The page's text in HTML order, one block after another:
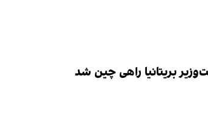
بریتانیا راهی چین شد